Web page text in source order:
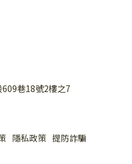
巷18號2樓之7
隱私政策 提防詐騙